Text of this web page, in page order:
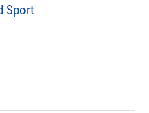
Sport